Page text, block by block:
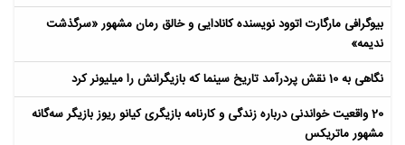
بیوگرافی مارگارت اتوود نویسنده کانادایی و خالق رمان مشهور «سرگذشت
ندیمه»
نگاهی به 10 نقش پردرآمد تاریخ سینما که بازیگرانش را میلیونر کرد
20 واقعیت خواندنی درباره زندگی و کارنامه بازیگری کیانو ریوز بازیگر سه‌گانه
مشهور ماتریکس